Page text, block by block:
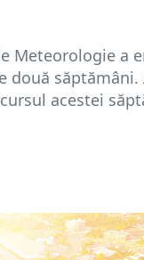
Meteorologie a
două
acestei